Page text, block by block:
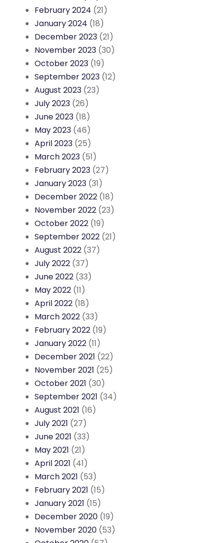
February 2024 (21)
January 2024 (18)
December 2023 (21)
November 2023 (30)
October 2023 (19)
September 2023 (12)
August 2023 (23)
July 2023 (26)
June 2023 (18)
May 2023 (46)
April 2023 (25)
March 2023 (51)
February 2023 (27)
January 2023 (31)
December 2022 (18)
November 2022 (23)
October 2022 (19)
September 2022 (21)
August 2022 (37)
July 2022 (37)
June 2022 (33)
May 2022 (11)
April 2022 (18)
March 2022 (33)
February 2022 (19)
January 2022 (11)
December 2021 (22)
November 2021 (25)
October 2021 (30)
September 2021 (34)
August 2021 (16)
July 2021 (27)
June 2021 (33)
May 2021 (21)
April 2021 (41)
March 2021 (53)
February 2021 (15)
January 2021 (15)
December 2020 (19)
November 2020 (53)